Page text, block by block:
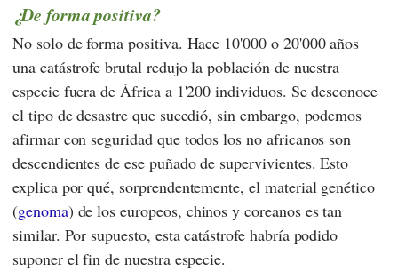
¿De forma positiva?
No solo de forma positiva. Hace 10'000 o 20'000 años
una catástrofe brutal redujo la población de nuestra
especie fuera de África a 1'200 individuos. Se desconoce
el tipo de desastre que sucedió, sin embargo, podemos
afirmar con seguridad que todos los no africanos son
descendientes de ese puñado de supervivientes. Esto
explica por qué, sorprendentemente, el material genético
(genoma) de los europeos, chinos y coreanos es tan
similar. Por supuesto, esta catástrofe habría podido
suponer el fin de nuestra especie.